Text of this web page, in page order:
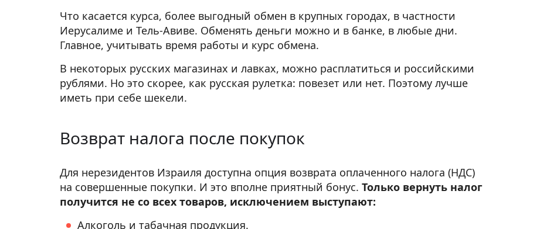
Что касается курса, более выгодный обмен в крупных городах, в частности
Иерусалиме и Тель-Авиве. Обменять деньги можно и в банке, в любые дни.
Главное, учитывать время работы и курс обмена.
В некоторых русских магазинах и лавках, можно расплатиться и российскими
рублями. Но это скорее, как русская рулетка: повезет или нет. Поэтому лучше
иметь при себе шекели.
Возврат налога после покупок
Для нерезидентов Израиля доступна опция возврата оплаченного налога (НДС)
на совершенные покупки. И это вполне приятный бонус. Только вернуть налог
получится не со всех товаров, исключением выступают:
Алкоголь и табачная продукция.